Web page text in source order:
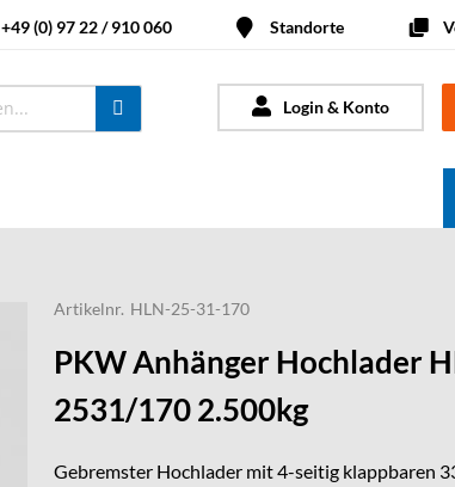
+49 (0) 97 22 / 910 060 Standorte
Login & Konto
Artikelnr. HLN-25-31-170
PKW Anhänger Hochlader
2531/170 2.500kg
Gebremster Hochlader mit 4-seitig klappbaren